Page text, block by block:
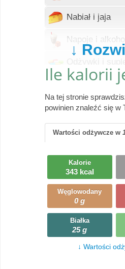
Wczytywanie
Nabiał i jaja
Wczytywanie
Napoje i
Wczytywanie
Wczytywanie
Wczytywanie
Pieczywo
Wczytywanie
Produkty
Wczytywanie
Ryby i owoce
Wczytywanie
Słodycze,
Wczytywanie
Warzywa
Wczytywanie
↓
Ile kalorii
Na tej stronie
powinien znaleźć się w
Wartości odżywcze w
Kalorie
343 kcal
Węglowodany
0 g
Białka
25 g
↓ Wartości